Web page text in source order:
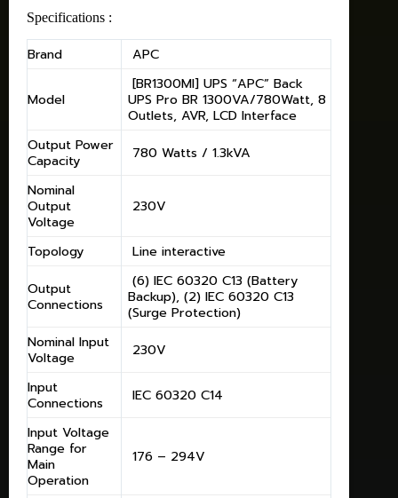
Specifications :
Brand APC
Model
[BR1300MI] UPS “APC” Back
UPS Pro BR 1300VA/780Watt, 8
Outlets, AVR, LCD Interface
Output Power
Capacity
780 Watts / 1.3kVA
Nominal
Output
Voltage
230V
Topology
Line interactive
Output
Connections
(6) IEC 60320 C13 (Battery
Backup), (2) IEC 60320 C13
(Surge Protection)
Nominal Input
Voltage
230V
Input
Connections
IEC 60320 C14
Input Voltage
Range for
Main
Operation
176 – 294V